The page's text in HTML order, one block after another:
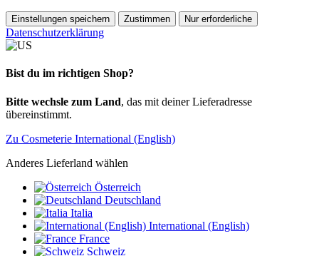
Einstellungen speichern Zustimmen Nur erforderliche
Datenschutzerklärung
Bist du im richtigen Shop?
Bitte wechsle zum Land, das mit deiner Lieferadresse
übereinstimmt.
Zu Cosmeterie International (English)
Anderes Lieferland wählen
Österreich
Deutschland
Italia
International (English)
France
Schweiz